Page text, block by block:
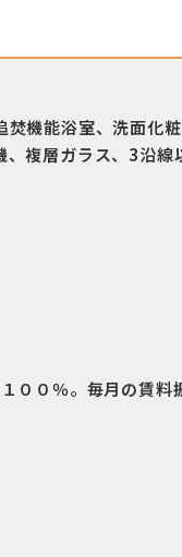
機能浴室、洗面化
複層ガラス、3沿線
０％。毎月の賃料